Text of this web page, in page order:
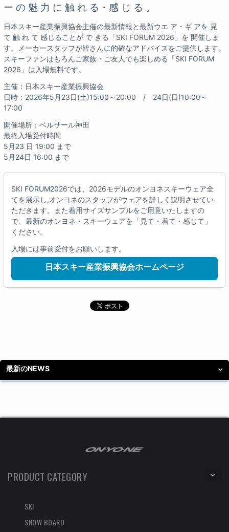
ー の 魅 力 に 触 れ る・感 じ る 。
日本スキー産業振興協会主催の最新情報と最新ウエ ア・ギ アを 見
て 触 れ て 感じることが で きる「SKI FORUM 2026」を 開催しま
す。メーカースタッフが皆さんに的確なアドバイスをご提供します。
スキーファンはもろんご家族・ご友人でも楽しめる「SKI FORUM
2026」は入場無料です。
主催：日本スキー産業振興協会
日時：2026年5月23日(土)15:00～20:00 / 24日(日)10:00～
17:00
開催場所：ベルサール神田
最終入場受付時間
5月23 日 19:00 まで
5月24日 16:00 まで
SKI FORUM2026では、2026モデルのオンヨネスキーウェア全
てを展示し,オンヨネのスタッフがウェアを詳しく説明させてい
ただきます。また着用サイズサンプルをご用意いたしますの
で、最新のオンヨネ・スキーウェアを「見て・着て・感じて」
ください。
入場には事前受付をお願いします。
日本スキー産業振興協会ホームページ
最新のNEWS
PRODUCT CATEGORY
SKI
SNOW BOARD